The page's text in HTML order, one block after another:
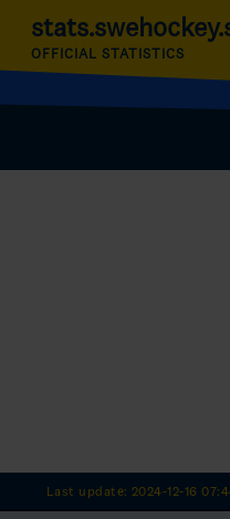
OFFICIAL STATISTICS
Last update: 2024-12-16